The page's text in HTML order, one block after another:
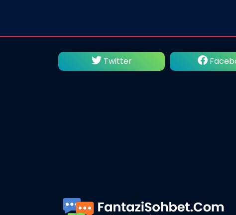
Twitter